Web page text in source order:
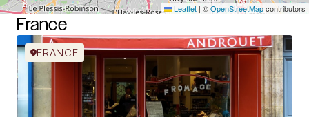
France
FRANCE
Leaflet | ©OpenStreetMapcontributors